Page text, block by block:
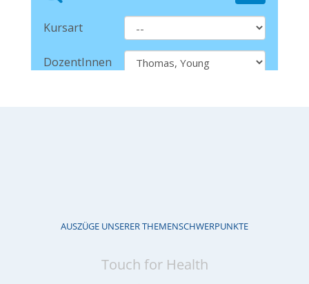
AUSZÜGE UNSERER THEMENSCHWERPUNKTE
Touch for Health